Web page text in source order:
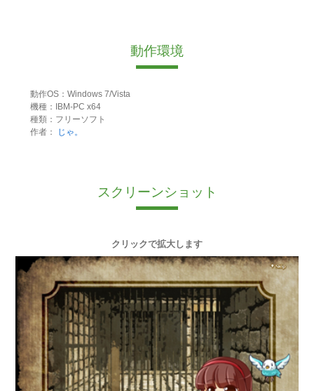
動作環境
動作OS：Windows 7/Vista
機種：IBM-PC x64
種類：フリーソフト
作者：
じゃ。
スクリーンショット
クリックで拡大します